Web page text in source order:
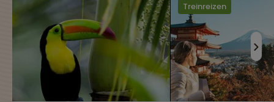
Treinreizen